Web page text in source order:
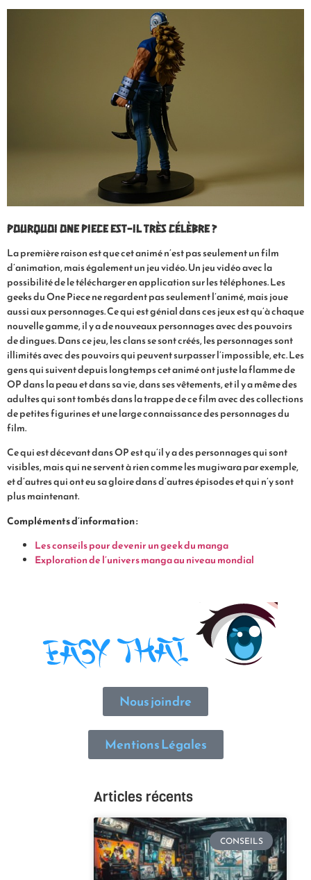
Pourquoi One Piece est-il très célèbre ?
La première raison est que cet animé n’est pas seulement un film
d’animation, mais également un jeu vidéo. Un jeu vidéo avec la
possibilité de le télécharger en application sur les téléphones. Les
geeks du One Piece ne regardent pas seulement l’animé, mais joue
aussi aux personnages. Ce qui est génial dans ces jeux est qu’à chaque
nouvelle gamme, il y a de nouveaux personnages avec des pouvoirs
de dingues. Dans ce jeu, les clans se sont créés, les personnages sont
illimités avec des pouvoirs qui peuvent surpasser l’impossible, etc. Les
gens qui suivent depuis longtemps cet animé ont juste la flamme de
OP dans la peau et dans sa vie, dans ses vêtements, et il y a même des
adultes qui sont tombés dans la trappe de ce film avec des collections
de petites figurines et une large connaissance des personnages du
film.
Ce qui est décevant dans OP est qu’il y a des personnages qui sont
visibles, mais qui ne servent à rien comme les mugiwara par exemple,
et d’autres qui ont eu sa gloire dans d’autres épisodes et qui n’y sont
plus maintenant.
Compléments d’information :
Les conseils pour devenir un geek du manga
Exploration de l’univers manga au niveau mondial
Nous joindre
Mentions Légales
Articles récents
CONSEILS